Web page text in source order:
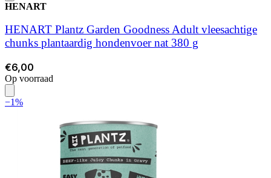
HENART
HENART Plantz Garden Goodness Adult vleesachtige
chunks plantaardig hondenvoer nat 380 g
€6,00
Op voorraad
−1%